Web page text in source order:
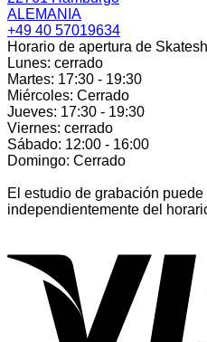
ALEMANIA
+49 40 57019634
Horario de apertura de
Lunes: cerrado
Martes: 17:30 - 19:30
Miércoles: Cerrado
Jueves: 17:30 - 19:30
Viernes: cerrado
Sábado: 12:00 - 16:00
Domingo: Cerrado
El estudio de grabación
independientemente del